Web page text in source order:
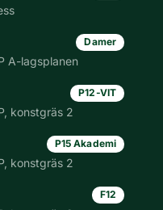
Damer
A-lagsplanen
P12-VIT
konstgräs 2
P15 Akademi
konstgräs 2
F12